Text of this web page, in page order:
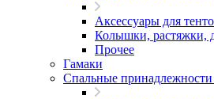
Аксессуары для
Колышки, растяжки,
Прочее
Гамаки
Спальные принадлежности